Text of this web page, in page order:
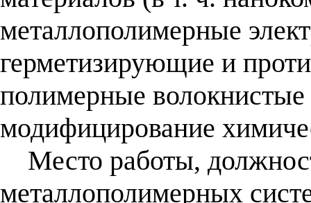
металлополимерные
герметизирующие и
полимерные
модифицирование
Место работы,
металлополимерных